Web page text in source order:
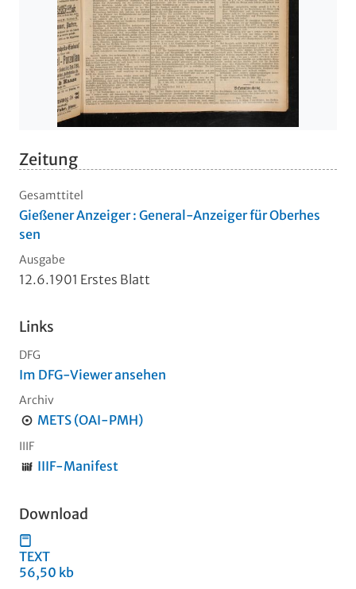
Zeitung
Gesamttitel
Gießener Anzeiger : General-Anzeiger für Oberhes
sen
Ausgabe
12.6.1901 Erstes Blatt
Links
DFG
Im DFG-Viewer ansehen
Archiv
METS (OAI-PMH)
IIIF
IIIF-Manifest
Download
TEXT
56,50 kb